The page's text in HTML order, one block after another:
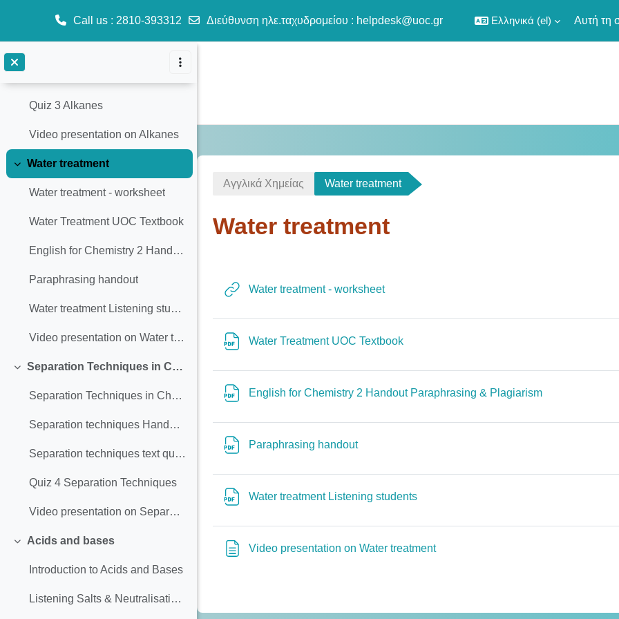
Call us : 2810-393312 Διεύθυνση ηλε.ταχυδρομείου : helpdesk@uoc.gr Ελληνικά ‎(el)‎ Αυτή τη
Alkanes - worksheet
Quiz 3 Alkanes
Video presentation on Alkanes
Σύμπτυξη
Water treatment
Water treatment - worksheet
Water Treatment UOC Textbook
English for Chemistry 2 Handout Paraphrasing & Plagiarism
Paraphrasing handout
Water treatment Listening students
Video presentation on Water treatment
Σύμπτυξη
Separation Techniques in Chemistry
Separation Techniques in Chemistry - worksheet
Separation techniques Handout (2015)
Separation techniques text questions only
Quiz 4 Separation Techniques
Video presentation on Separation Techniques in Chemistry
Σύμπτυξη
Acids and bases
Introduction to Acids and Bases
Listening Salts & Neutralisation Processes
Αγγλικά Χημείας Water treatment
Water treatment
Water treatment - worksheetΔιεύθυνση URL
Water Treatment UOC Textbook
English for Chemistry 2 Handout Paraphrasing & Plagiarism
Paraphrasing handout
Water treatment Listening students
Video presentation on Water treatmentΣελίδα